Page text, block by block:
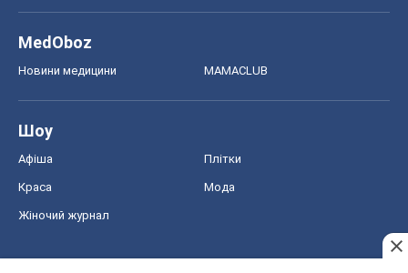
MedOboz
Новини медицини MAMACLUB
Шоу
Афіша Плітки
Краса Мода
Жіночий журнал